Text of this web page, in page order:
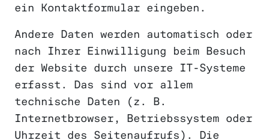
ein Kontaktformular eingeben.
Andere Daten werden automatisch oder
nach Ihrer Einwilligung beim Besuch
der Website durch unsere IT-Systeme
erfasst. Das sind vor allem
technische Daten (z. B.
Internetbrowser, Betriebssystem oder
Uhrzeit des Seitenaufrufs). Die